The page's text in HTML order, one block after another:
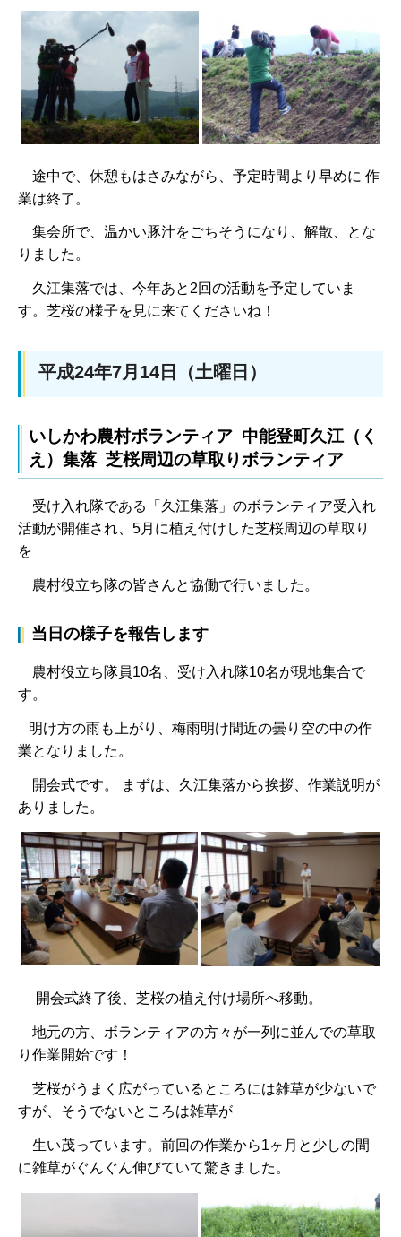
途中で、休憩もはさみながら、予定時間より早めに 作
業は終了。
集会所で、温かい豚汁をごちそうになり、解散、とな
りました。
久江集落では、今年あと2回の活動を予定していま
す。芝桜の様子を見に来てくださいね！
平成24年7月14日（土曜日）
いしかわ農村ボランティア 中能登町久江（く
え）集落 芝桜周辺の草取りボランティア
受け入れ隊である「久江集落」のボランティア受入れ
活動が開催され、5月に植え付けした芝桜周辺の草取り
を
農村役立ち隊の皆さんと協働で行いました。
当日の様子を報告します
農村役立ち隊員10名、受け入れ隊10名が現地集合で
す。
明け方の雨も上がり、梅雨明け間近の曇り空の中の作
業となりました。
開会式です。
まずは、久江集落から挨拶、作業説明が
ありました。
開会式終了後、芝桜の植え付け場所へ移動。
地元の方、ボランティアの方々が一列に並んでの草取
り作業開始です！
芝桜がうまく広がっているところには雑草が少ないで
すが、そうでないところは雑草が
生い茂っています。前回の作業から1ヶ月と少しの間
に雑草がぐんぐん伸びていて驚きました。